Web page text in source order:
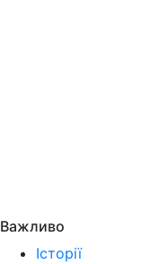
Важливо
Історії